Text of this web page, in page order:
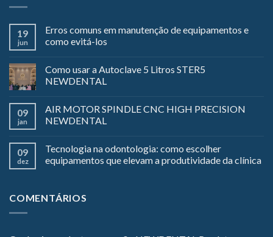
19
jun
Erros comuns em manutenção de equipamentos e
como evitá-los
Como usar a Autoclave 5 Litros STER5
NEWDENTAL
09
jan
AIR MOTOR SPINDLE CNC HIGH PRECISION
NEWDENTAL
09
dez
Tecnologia na odontologia: como escolher
equipamentos que elevam a produtividade da clínica
COMENTÁRIOS